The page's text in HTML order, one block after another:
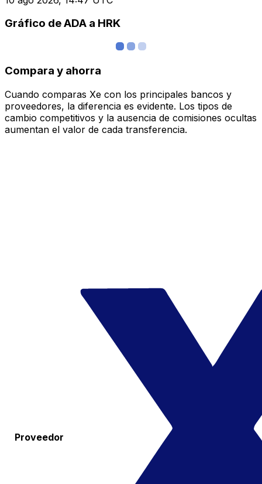
Gráfico de ADA a HRK
Compara y ahorra
Cuando comparas Xe con los principales bancos y
proveedores, la diferencia es evidente. Los tipos de
cambio competitivos y la ausencia de comisiones ocultas
aumentan el valor de cada transferencia.
Proveedor